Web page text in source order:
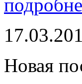
Новая